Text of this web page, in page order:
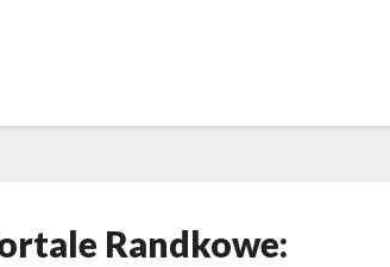
Randkowe: